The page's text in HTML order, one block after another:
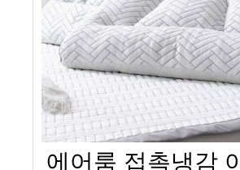
에어룸 접촉냉감